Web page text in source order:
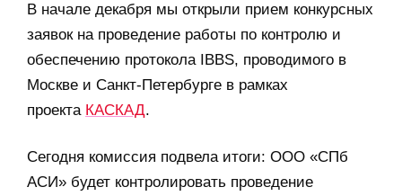
В начале декабря мы открыли прием конкурсных
заявок на проведение работы по контролю и
обеспечению протокола IBBS, проводимого в
Москве и Санкт-Петербурге в рамках
проекта КАСКАД.
Сегодня комиссия подвела итоги: ООО «СПб
АСИ» будет контролировать проведение